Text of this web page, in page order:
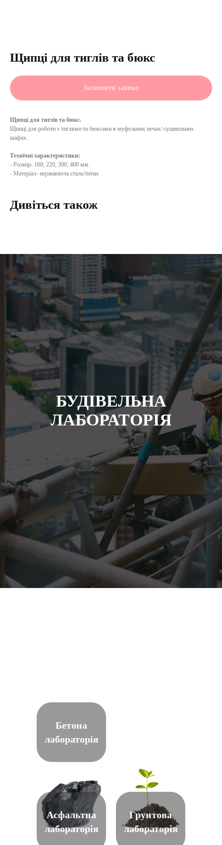
Щипці для тиглів та бюкс
Залишити заявку
Щипці для тиглів та бюкс.
Щипці для роботи з тиглями та бюксами в муфельних печах/ сушиильних
шафах.
Технічні характеристики:
- Розмір- 160; 220; 300; 400 мм.
- Матеріал- нержавіюча сталь/титан.
Дивіться також
БУДIВЕЛЬНА
ЛАБОРАТОРIЯ
Бетона
лабораторія
Асфальтна
лабораторія
Грунтова
лабораторія